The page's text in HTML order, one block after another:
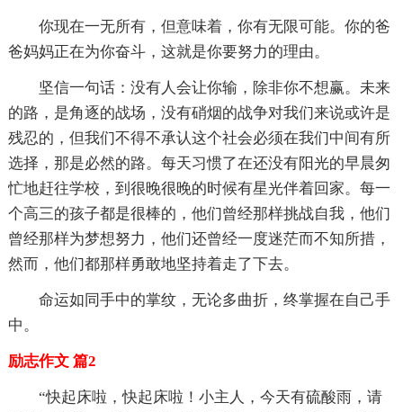
你现在一无所有，但意味着，你有无限可能。你的爸
爸妈妈正在为你奋斗，这就是你要努力的理由。
坚信一句话：没有人会让你输，除非你不想赢。未来
的路，是角逐的战场，没有硝烟的战争对我们来说或许是
残忍的，但我们不得不承认这个社会必须在我们中间有所
选择，那是必然的路。每天习惯了在还没有阳光的早晨匆
忙地赶往学校，到很晚很晚的时候有星光伴着回家。每一
个高三的孩子都是很棒的，他们曾经那样挑战自我，他们
曾经那样为梦想努力，他们还曾经一度迷茫而不知所措，
然而，他们都那样勇敢地坚持着走了下去。
命运如同手中的掌纹，无论多曲折，终掌握在自己手
中。
励志作文 篇2
“快起床啦，快起床啦！小主人，今天有硫酸雨，请